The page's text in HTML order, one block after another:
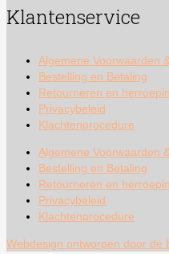
Klantenservice
Algemene Voorwaarden
Bestelling en Betaling
Retourneren en
Privacybeleid
Klachtenprocedure
Algemene Voorwaarden
Bestelling en Betaling
Retourneren en
Privacybeleid
Klachtenprocedure
Webdesign ontworpen door de